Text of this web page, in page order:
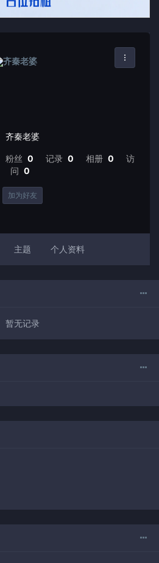
齐秦老婆
粉丝 0 记录 0 相册 0
访
问 0
加为好友
主题 个人资料
暂无记录